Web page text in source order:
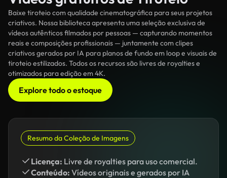
Baixe tiroteio com qualidade cinematográfica para seus projetos
criativos. Nossa biblioteca apresenta uma seleção exclusiva de
vídeos autênticos filmados por pessoas — capturando momentos
reais e composições profissionais — juntamente com clipes
criativos gerados por IA para planos de fundo em loop e visuais de
tiroteio estilizados. Todos os recursos são livres de royalties e
otimizados para edição em 4K.
Explore todo o estoque
Resumo da Coleção de Imagens
Licença: Livre de royalties para uso comercial.
Conteúdo: Vídeos originais e gerados por IA